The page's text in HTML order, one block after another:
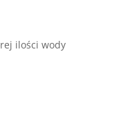
ilości wody